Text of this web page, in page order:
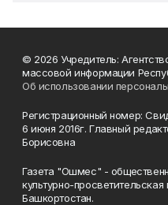
© 2026 Учредитель:
массовой информации
Об использовании
Регистрационный номер:
6 июня 2016г. Главный
Борисовна
Газета "Ошмес" -
культурно-
Башкортостан.